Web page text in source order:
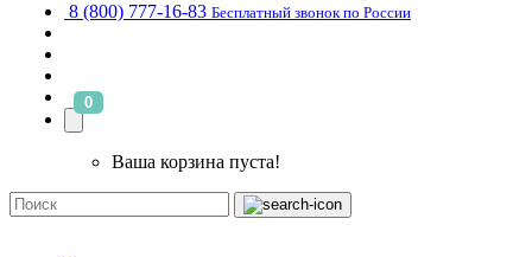
8 (800) 777-16-83 Бесплатный звонок по России
0
Ваша корзина пуста!